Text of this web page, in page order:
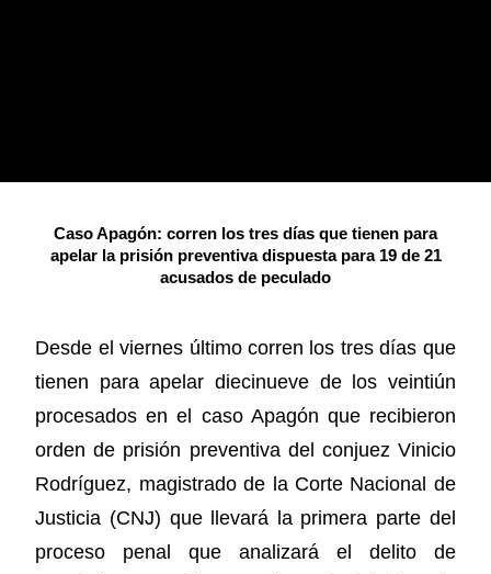
Caso Apagón: corren los tres días que tienen para
apelar la prisión preventiva dispuesta para 19 de 21
acusados de peculado
Desde el viernes último corren los tres días que
tienen para apelar diecinueve de los veintiún
procesados en el caso Apagón que recibieron
orden de prisión preventiva del conjuez Vinicio
Rodríguez, magistrado de la Corte Nacional de
Justicia (CNJ) que llevará la primera parte del
proceso penal que analizará el delito de